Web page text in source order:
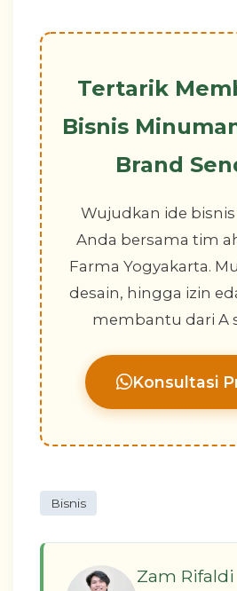
Tertarik
Bisnis
Brand
Wujudkan ide
Anda bersama tim
Farma Yogyakarta.
desain, hingga izin
membantu dari A
Konsultasi
Bisnis
Zam Rifaldi